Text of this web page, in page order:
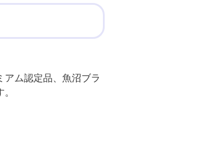
アム認定品、魚沼ブラ